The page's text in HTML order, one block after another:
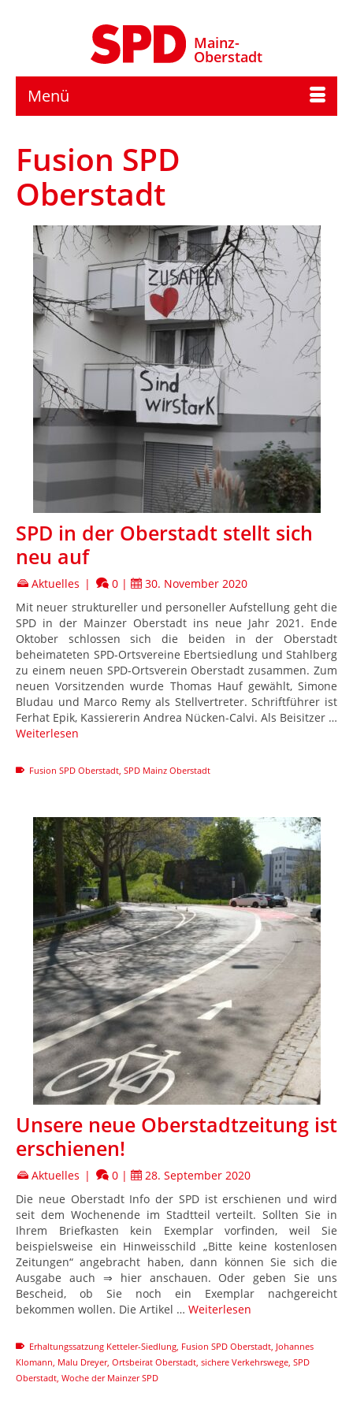
Mainz-
Oberstadt
Menü
Fusion SPD
Oberstadt
SPD in der Oberstadt stellt sich
neu auf
Aktuelles | 0 |
30. November 2020
Mit neuer struktureller und personeller Aufstellung geht die
SPD in der Mainzer Oberstadt ins neue Jahr 2021. Ende
Oktober schlossen sich die beiden in der Oberstadt
beheimateten SPD-Ortsvereine Ebertsiedlung und Stahlberg
zu einem neuen SPD-Ortsverein Oberstadt zusammen. Zum
neuen Vorsitzenden wurde Thomas Hauf gewählt, Simone
Bludau und Marco Remy als Stellvertreter. Schriftführer ist
Ferhat Epik, Kassiererin Andrea Nücken-Calvi. Als Beisitzer …
Weiterlesen
Fusion SPD Oberstadt SPD Mainz Oberstadt
Unsere neue Oberstadtzeitung ist
erschienen!
Aktuelles | 0 |
28. September 2020
Die neue Oberstadt Info der SPD ist erschienen und wird
seit dem Wochenende im Stadtteil verteilt. Sollten Sie in
Ihrem Briefkasten kein Exemplar vorfinden, weil Sie
beispielsweise ein Hinweisschild „Bitte keine kostenlosen
Zeitungen“ angebracht haben, dann können Sie sich die
Ausgabe auch ⇒ hier anschauen. Oder geben Sie uns
Bescheid, ob Sie noch ein Exemplar nachgereicht
bekommen wollen. Die Artikel … Weiterlesen
Erhaltungssatzung Ketteler-Siedlung Fusion SPD Oberstadt Johannes
Klomann Malu Dreyer, Ortsbeirat Oberstadt sichere Verkehrswege SPD
Oberstadt Woche der Mainzer SPD